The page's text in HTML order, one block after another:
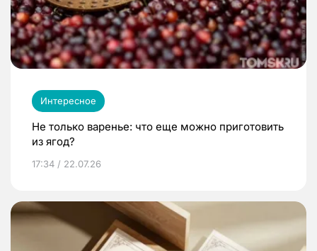
Интересное
Не только варенье: что еще можно приготовить
из ягод?
17:34 / 22.07.26